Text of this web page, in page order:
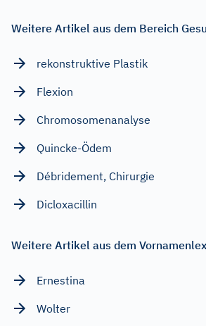
Weitere Artikel aus dem Bereich
rekonstruktive Plastik
Flexion
Chromosomenanalyse
Quincke-Ödem
Débridement, Chirurgie
Dicloxacillin
Weitere Artikel aus dem
Ernestina
Wolter